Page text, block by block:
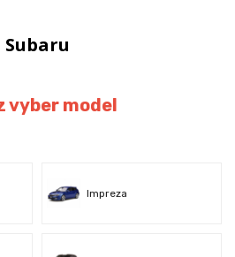
Subaru
vyber model
Impreza